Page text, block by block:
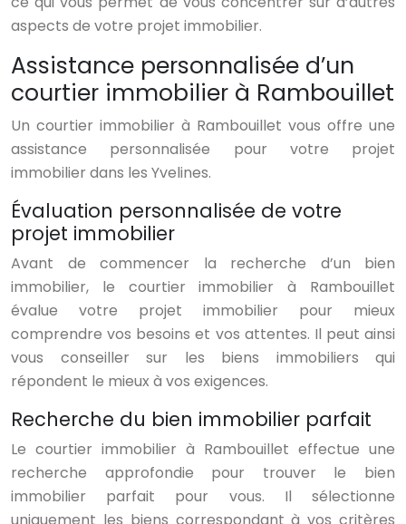
aspects de votre projet immobilier.
Assistance personnalisée d’un
courtier immobilier à Rambouillet
Un courtier immobilier à Rambouillet vous offre une
assistance personnalisée pour votre projet
immobilier dans les Yvelines.
Évaluation personnalisée de votre
projet immobilier
Avant de commencer la recherche d’un bien
immobilier, le courtier immobilier à Rambouillet
évalue votre projet immobilier pour mieux
comprendre vos besoins et vos attentes. Il peut ainsi
vous conseiller sur les biens immobiliers qui
répondent le mieux à vos exigences.
Recherche du bien immobilier parfait
Le courtier immobilier à Rambouillet effectue une
recherche approfondie pour trouver le bien
immobilier parfait pour vous. Il sélectionne